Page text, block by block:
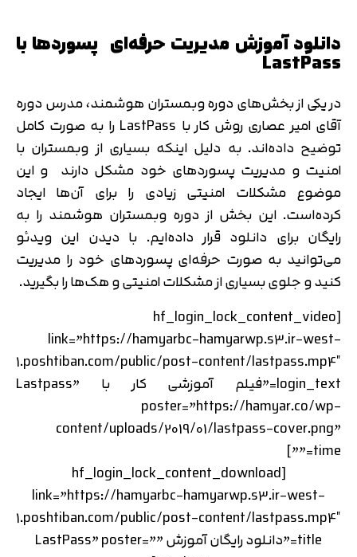
دانلود آموزش مدیریت حرفه‌ای پسورد‌ها با
LastPass
در یکی از بخش‌های دوره وبمستران هوشمند، مدرس دوره
آقای امیر عصاری روش کار با LastPass را به صورت کامل
توضیح داده‌اند. به دلیل اینکه بسیاری از وبمستران با
امنیت و مدیریت پسوردهای خود مشکل دارند و این
موضوع مشکلات امنیتی زیادی را برای آن‌ها ایجاد
کرده‌است. این بخش از دوره وبمستران هوشمند را به
رایگان برای دانلود قرار داده‌ایم. با دیدن این ویدئو
می‌توانید به صورت حرفه‌ای پسوردهای خود را مدیریت
کنید و جلوی بسیاری از مشکلات امنیتی و هک‌ها را بگیرید.
[hf_login_lock_content_video
link=”https://hamyarbc-hamyarwp.s3.ir-west-
1.poshtiban.com/public/post-content/lastpass.mp4″
login_text=”فیلم آموزشی کار با Lastpass”
poster=”https://hamyar.co/wp-
content/uploads/2019/01/lastpass-cover.png”
time=””]
[hf_login_lock_content_download
link=”https://hamyarbc-hamyarwp.s3.ir-west-
1.poshtiban.com/public/post-content/lastpass.mp4″
title=”دانلود رایگان آموزش LastPass” poster=””
تایید کد
کد ارسال شده را وارد کنید
اصلاح شماره
تایید کد
دریافت مجدد کد:00:59
متوجه شدم